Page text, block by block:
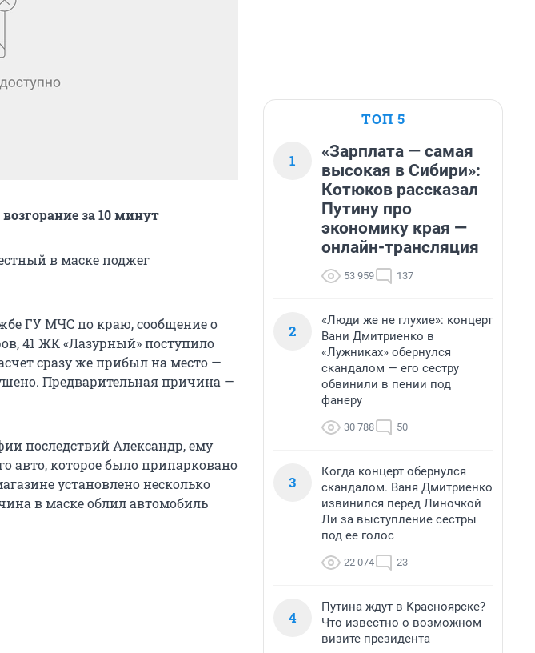
за 10 минут
в маске поджег
ГУ МЧС по краю, сообщение о
41 ЖК «Лазурный» поступило
сразу же прибыл на место —
Предварительная причина —
последствий Александр, ему
авто, которое было припарковано
установлено несколько
в маске облил автомобиль
ТОП 5
1
«Зарплата — самая
высокая в Сибири»:
Котюков рассказал
Путину про
экономику края —
онлайн-трансляция
53 959 137
2
«Люди же не глухие»: концерт
Вани Дмитриенко в
«Лужниках» обернулся
скандалом — его сестру
обвинили в пении под
фанеру
30 788 50
3
Когда концерт обернулся
скандалом. Ваня Дмитриенко
извинился перед Линочкой
Ли за выступление сестры
под ее голос
22 074 23
4
Путина ждут в Красноярске?
Что известно о возможном
визите президента